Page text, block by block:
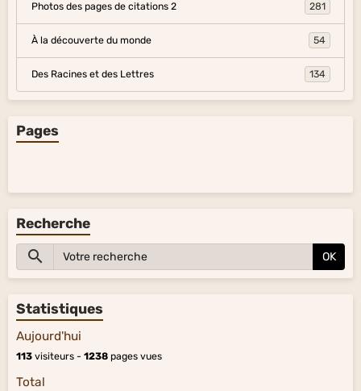
Photos des pages de citations 2 281
À la découverte du monde 54
Des Racines et des Lettres 134
Pages
Recherche
OK
Statistiques
Aujourd'hui
113 visiteurs - 1238 pages vues
Total